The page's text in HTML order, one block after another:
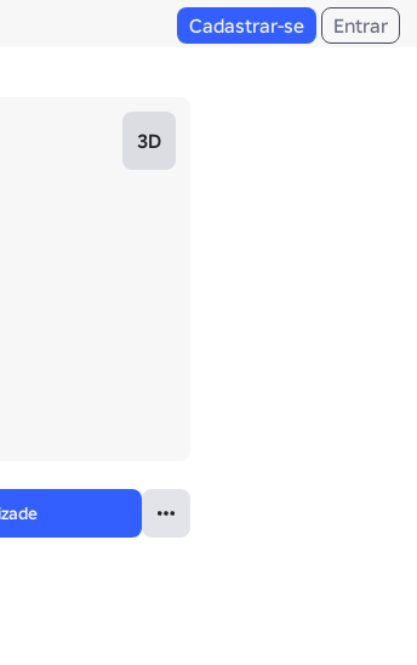
Cadastrar-se Entrar
3D